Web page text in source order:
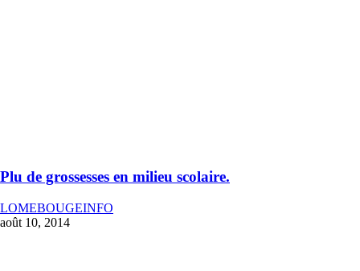
Plu de grossesses en milieu scolaire.
LOMEBOUGEINFO
août 10, 2014